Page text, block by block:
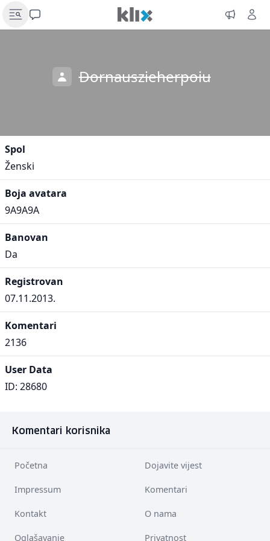
Dornauszieherpoiu
Spol
Ženski
Boja avatara
9A9A9A
Banovan
Da
Registrovan
07.11.2013.
Komentari
2136
User Data
ID: 28680
Komentari korisnika
Početna Dojavite vijest
Impressum Komentari
Kontakt O nama
Oglašavanje Privatnost